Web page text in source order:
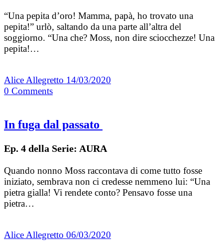
“Una pepita d’oro! Mamma, papà, ho trovato una
pepita!” urlò, saltando da una parte all’altra del
soggiorno. “Una che? Moss, non dire sciocchezze! Una
pepita!…
Alice Allegretto 14/03/2020
0 Comments
In fuga dal passato
Ep. 4 della Serie: AURA
Quando nonno Moss raccontava di come tutto fosse
iniziato, sembrava non ci credesse nemmeno lui: “Una
pietra gialla! Vi rendete conto? Pensavo fosse una
pietra…
Alice Allegretto 06/03/2020